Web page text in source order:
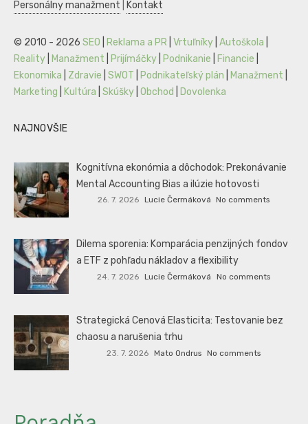
Personálny manažment
Kontakt
© 2010 - 2026 SEO Reklama a PR Vrtuľníky Autoškola
Reality
Manažment Prijímáčky Podnikanie Financie
Ekonomika
Zdravie SWOT Podnikateľský plán Manažment
Marketing
Kultúra Skúšky Obchod Dovolenka
NAJNOVŠIE
Kognitívna ekonómia a dôchodok: Prekonávanie
Mental Accounting Bias a ilúzie hotovosti
26. 7. 2026 Lucie Čermáková No comments
Dilema sporenia: Komparácia penzijných fondov
a ETF z pohľadu nákladov a flexibility
24. 7. 2026 Lucie Čermáková No comments
Strategická Cenová Elasticita: Testovanie bez
chaosu a narušenia trhu
23. 7. 2026 Mato Ondrus No comments